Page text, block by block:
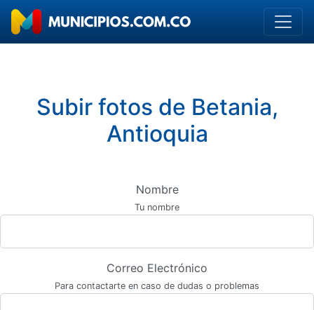
Subir fotos de Betania,
Antioquia
Nombre
Tu nombre
Correo Electrónico
Para contactarte en caso de dudas o problemas